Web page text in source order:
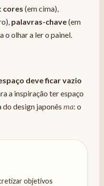
cores (em cima),
palavras-chave(em
o olhar a ler o painel.
deve ficar vazio
a inspiração ter espaço
do design japonês ma: o
objetivos